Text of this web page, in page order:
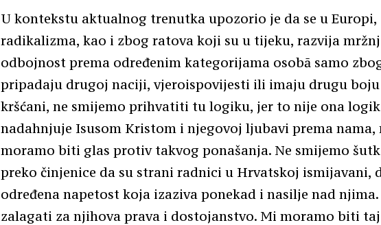
U kontekstu aktualnog trenutka upozorio je da se u Europi,
radikalizma, kao i zbog ratova koji su u tijeku, razvija
odbojnost prema određenim kategorijama osobā samo
pripadaju drugoj naciji, vjeroispovijesti ili imaju drugu boju
kršćani, ne smijemo prihvatiti tu logiku, jer to nije ona
nadahnjuje Isusom Kristom i njegovoj ljubavi prema nama,
moramo biti glas protiv takvog ponašanja. Ne smijemo
preko činjenice da su strani radnici u Hrvatskoj ismijavani,
određena napetost koja izaziva ponekad i nasilje nad
zalagati za njihova prava i dostojanstvo. Mi moramo biti